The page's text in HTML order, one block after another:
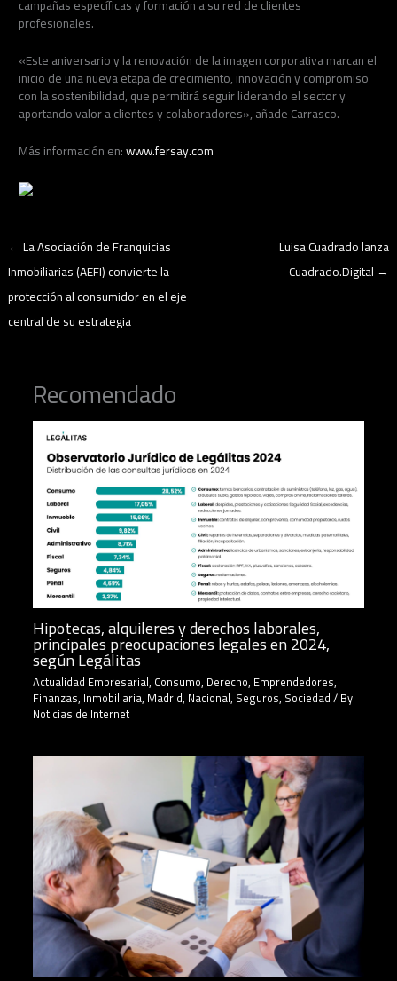
campañas específicas y formación a su red de clientes
profesionales.
«Este aniversario y la renovación de la imagen corporativa marcan el
inicio de una nueva etapa de crecimiento, innovación y compromiso
con la sostenibilidad, que permitirá seguir liderando el sector y
aportando valor a clientes y colaboradores», añade Carrasco.
Más información en:www.fersay.com
←La Asociación de Franquicias
Inmobiliarias (AEFI) convierte la
protección al consumidor en el eje
central de su estrategia
Luisa Cuadrado lanza
Cuadrado.Digital →
Recomendado
Hipotecas, alquileres y derechos laborales,
principales preocupaciones legales en 2024,
según Legálitas
Actualidad Empresarial, Consumo, Derecho, Emprendedores,
Finanzas, Inmobiliaria, Madrid, Nacional, Seguros, Sociedad/ By
Noticias de Internet